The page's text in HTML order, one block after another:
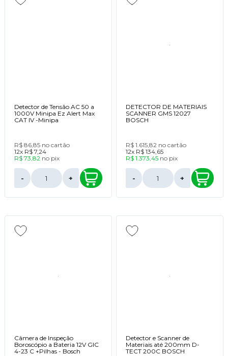
Detector de Tensão AC 50 a
1000V Minipa Ez Alert Max
CAT IV -Minipa
R$ 86,85 no cartão
12x R$ 7,24
R$ 73,82 no pix
- +
DETECTOR DE MATERIAIS
SCANNER GMS 12027
BOSCH
R$ 1.615,82 no cartão
12x R$ 134,65
R$ 1.373,45 no pix
- +
Câmera de Inspeção
Boroscópio a Bateria 12V GIC
4-23 C +Pilhas - Bosch
Detector e Scanner de
Materiais até 200mm D-
TECT 200C BOSCH